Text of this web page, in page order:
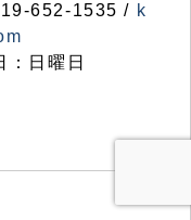
652-1535 / k
日曜日